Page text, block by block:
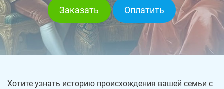
Заказать Оплатить
Хотите узнать историю происхождения вашей семьи с